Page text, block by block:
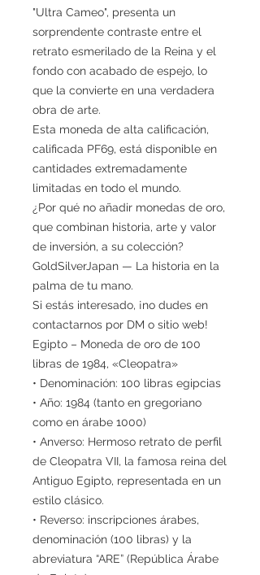
"Ultra Cameo", presenta un
sorprendente contraste entre el
retrato esmerilado de la Reina y el
fondo con acabado de espejo, lo
que la convierte en una verdadera
obra de arte.
Esta moneda de alta calificación,
calificada PF69, está disponible en
cantidades extremadamente
limitadas en todo el mundo.
¿Por qué no añadir monedas de oro,
que combinan historia, arte y valor
de inversión, a su colección?
GoldSilverJapan — La historia en la
palma de tu mano.
Si estás interesado, ¡no dudes en
contactarnos por DM o sitio web!
Egipto – Moneda de oro de 100
libras de 1984, «Cleopatra»
• Denominación: 100 libras egipcias
• Año: 1984 (tanto en gregoriano
como en árabe 1000)
• Anverso: Hermoso retrato de perfil
de Cleopatra VII, la famosa reina del
Antiguo Egipto, representada en un
estilo clásico.
• Reverso: inscripciones árabes,
denominación (100 libras) y la
abreviatura “ARE” (República Árabe